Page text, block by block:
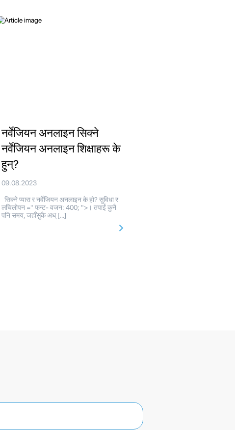
नर्वेजियन अनलाइन सिक्ने
नर्वेजियन अनलाइन शिक्षाहरू के
हुन्?
09.08.2023
सिक्ने प्यारा र नर्वेजियन अनलाइन के हो? सुविधा र
लचिलोपन =" फन्ट- वजन: 400; ">। तपाईं कुनै
पनि समय, जहाँसुकै अध् […]